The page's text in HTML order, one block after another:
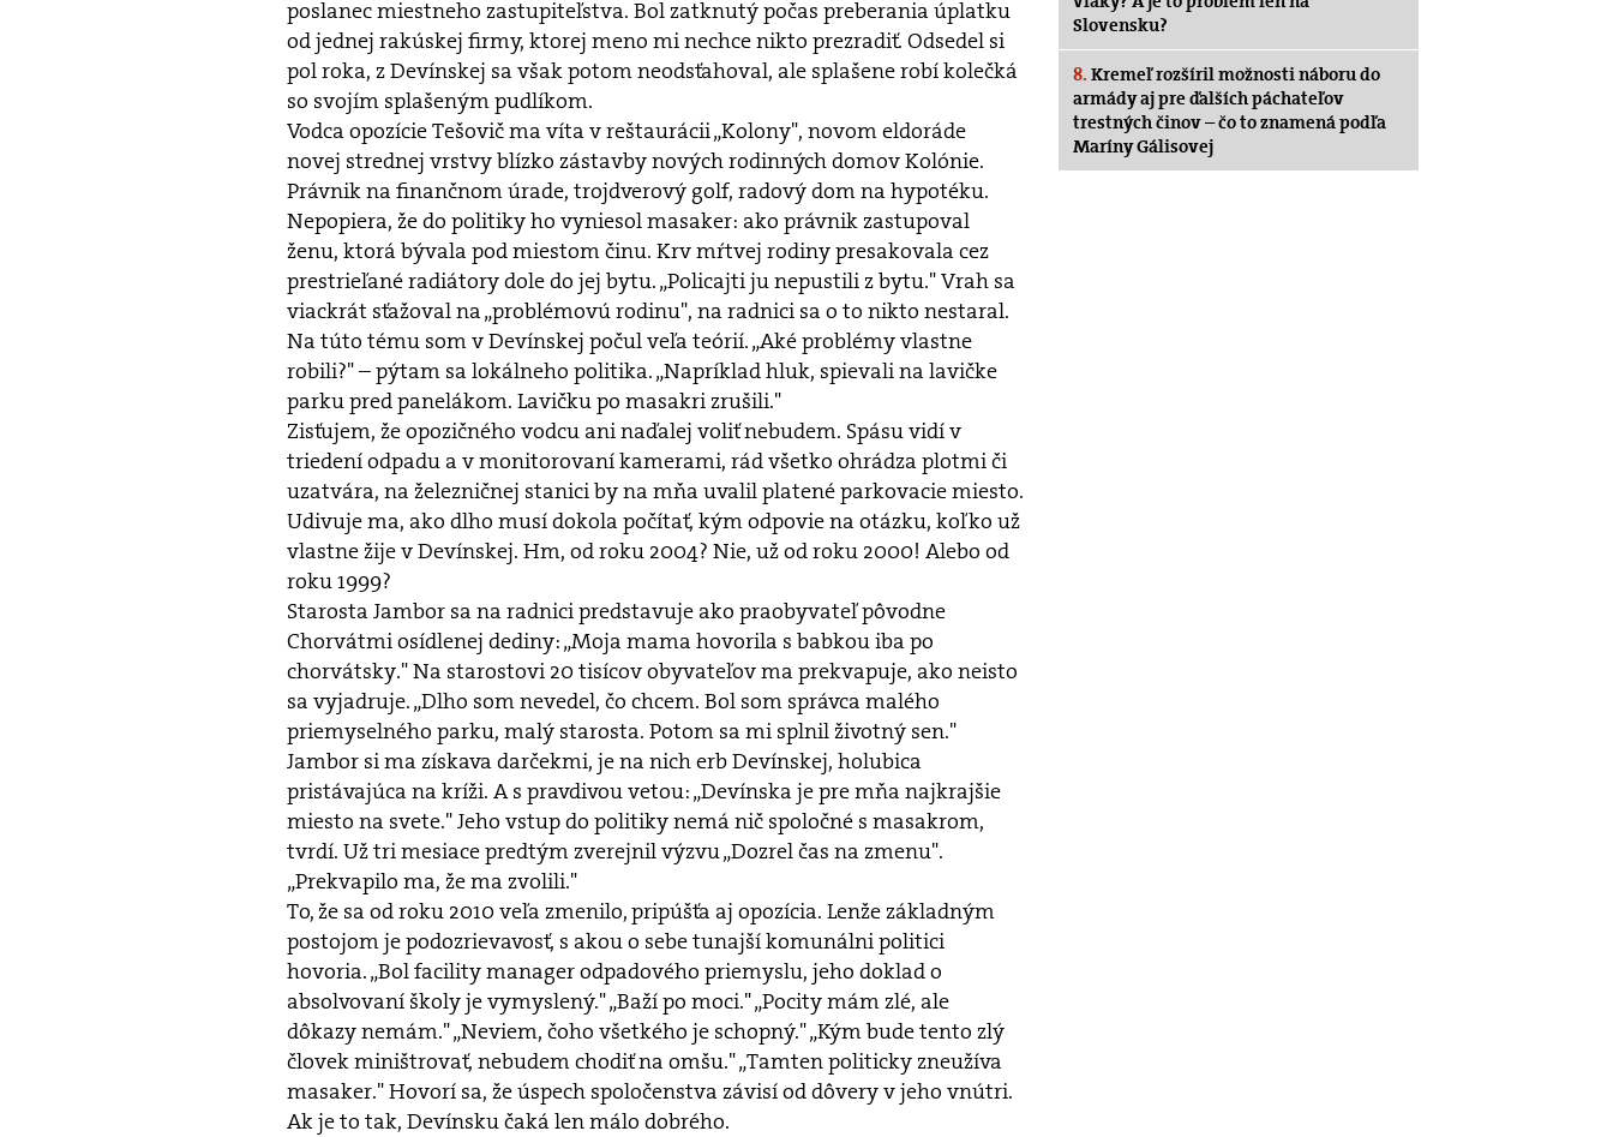
poslanec miestneho zastupiteľstva. Bol zatknutý počas preberania úplatku
od jednej rakúskej firmy, ktorej meno mi nechce nikto prezradiť. Odsedel si
pol roka, z Devínskej sa však potom neodsťahoval, ale splašene robí kolečká
so svojím splašeným pudlíkom.
Vodca opozície Tešovič ma víta v reštaurácii „Kolony", novom eldoráde
novej strednej vrstvy blízko zástavby nových rodinných domov Kolónie.
Právnik na finančnom úrade, trojdverový golf, radový dom na hypotéku.
Nepopiera, že do politiky ho vyniesol masaker: ako právnik zastupoval
ženu, ktorá bývala pod miestom činu. Krv mŕtvej rodiny presakovala cez
prestrieľané radiátory dole do jej bytu. „Policajti ju nepustili z bytu." Vrah sa
viackrát sťažoval na „problémovú rodinu", na radnici sa o to nikto nestaral.
Na túto tému som v Devínskej počul veľa teórií. „Aké problémy vlastne
robili?" – pýtam sa lokálneho politika. „Napríklad hluk, spievali na lavičke
parku pred panelákom. Lavičku po masakri zrušili."
Zisťujem, že opozičného vodcu ani naďalej voliť nebudem. Spásu vidí v
triedení odpadu a v monitorovaní kamerami, rád všetko ohrádza plotmi či
uzatvára, na železničnej stanici by na mňa uvalil platené parkovacie miesto.
Udivuje ma, ako dlho musí dokola počítať, kým odpovie na otázku, koľko už
vlastne žije v Devínskej. Hm, od roku 2004? Nie, už od roku 2000! Alebo od
roku 1999?
Starosta Jambor sa na radnici predstavuje ako praobyvateľ pôvodne
Chorvátmi osídlenej dediny: „Moja mama hovorila s babkou iba po
chorvátsky." Na starostovi 20 tisícov obyvateľov ma prekvapuje, ako neisto
sa vyjadruje. „Dlho som nevedel, čo chcem. Bol som správca malého
priemyselného parku, malý starosta. Potom sa mi splnil životný sen."
Jambor si ma získava darčekmi, je na nich erb Devínskej, holubica
pristávajúca na kríži. A s pravdivou vetou: „Devínska je pre mňa najkrajšie
miesto na svete." Jeho vstup do politiky nemá nič spoločné s masakrom,
tvrdí. Už tri mesiace predtým zverejnil výzvu „Dozrel čas na zmenu".
„Prekvapilo ma, že ma zvolili."
To, že sa od roku 2010 veľa zmenilo, pripúšťa aj opozícia. Lenže základným
postojom je podozrievavosť, s akou o sebe tunajší komunálni politici
hovoria. „Bol facility manager odpadového priemyslu, jeho doklad o
absolvovaní školy je vymyslený." „Baží po moci." „Pocity mám zlé, ale
dôkazy nemám." „Neviem, čoho všetkého je schopný." „Kým bude tento zlý
človek miništrovať, nebudem chodiť na omšu." „Tamten politicky zneužíva
masaker." Hovorí sa, že úspech spoločenstva závisí od dôvery v jeho vnútri.
Ak je to tak, Devínsku čaká len málo dobrého.
Slovensku?
8. Kremeľ rozšíril možnosti náboru do
armády aj pre ďalších páchateľov
trestných činov – čo to znamená podľa
Maríny Gálisovej